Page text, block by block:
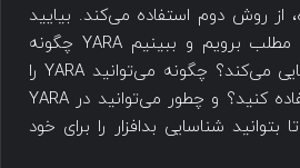
روش دوم استفاده می‌کند. بیایید
بدون مقدمه سراغ اصل مطلب برویم و ببینیم YARA چگونه
فایل‌های بدافزار را شناسایی می‌کند؟ چگونه می‌توانید YARA را
نصب کرده و از آن استفاده کنید؟ و چطور می‌توانید در YARA
بتوانید شناسایی بدافزار را برای خود